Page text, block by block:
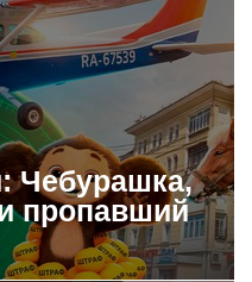
Чебурашка,
пропавший